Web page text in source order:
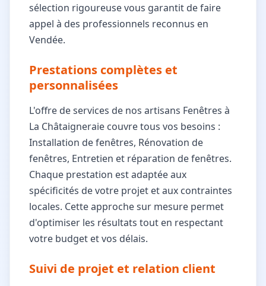
sélection rigoureuse vous garantit de faire
appel à des professionnels reconnus en
Vendée.
Prestations complètes et
personnalisées
L'offre de services de nos artisans Fenêtres à
La Châtaigneraie couvre tous vos besoins :
Installation de fenêtres, Rénovation de
fenêtres, Entretien et réparation de fenêtres.
Chaque prestation est adaptée aux
spécificités de votre projet et aux contraintes
locales. Cette approche sur mesure permet
d'optimiser les résultats tout en respectant
votre budget et vos délais.
Suivi de projet et relation client